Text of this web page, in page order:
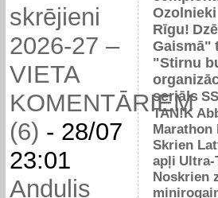
skrējieni
2026-27 –
VIETA
KOMENTĀRIEM
(6) - 28/07
23:01
Andulis
Ozolnieki
Rīgu!
Gaismā"
"Stirnu
seriāls
TAN!K
Marathon
Skrien
apļi
Noskrien